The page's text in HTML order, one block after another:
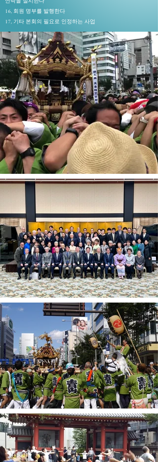
16, 회원 명부를 발행한다
​17, 기타 본회의 필요로 인정하는 사업